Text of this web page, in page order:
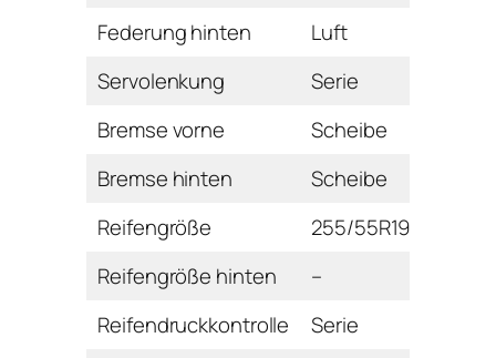
Federung hinten
Luft
Servolenkung
Serie
Bremse vorne
Scheibe
Bremse hinten
Scheibe
Reifengröße
255/55R19
Reifengröße hinten
–
Reifendruckkontrolle
Serie